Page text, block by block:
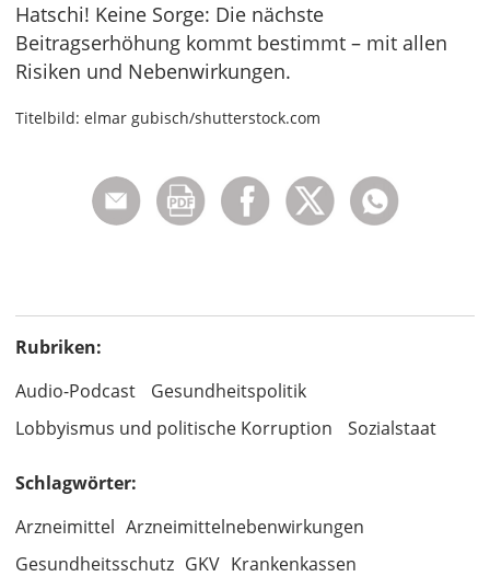
Hatschi! Keine Sorge: Die nächste
Beitragserhöhung kommt bestimmt – mit allen
Risiken und Nebenwirkungen.
Titelbild: elmar gubisch/shutterstock.com
Rubriken:
Audio-Podcast
Gesundheitspolitik
Lobbyismus und politische Korruption
Sozialstaat
Schlagwörter:
Arzneimittel Arzneimittelnebenwirkungen
Gesundheitsschutz GKV Krankenkassen